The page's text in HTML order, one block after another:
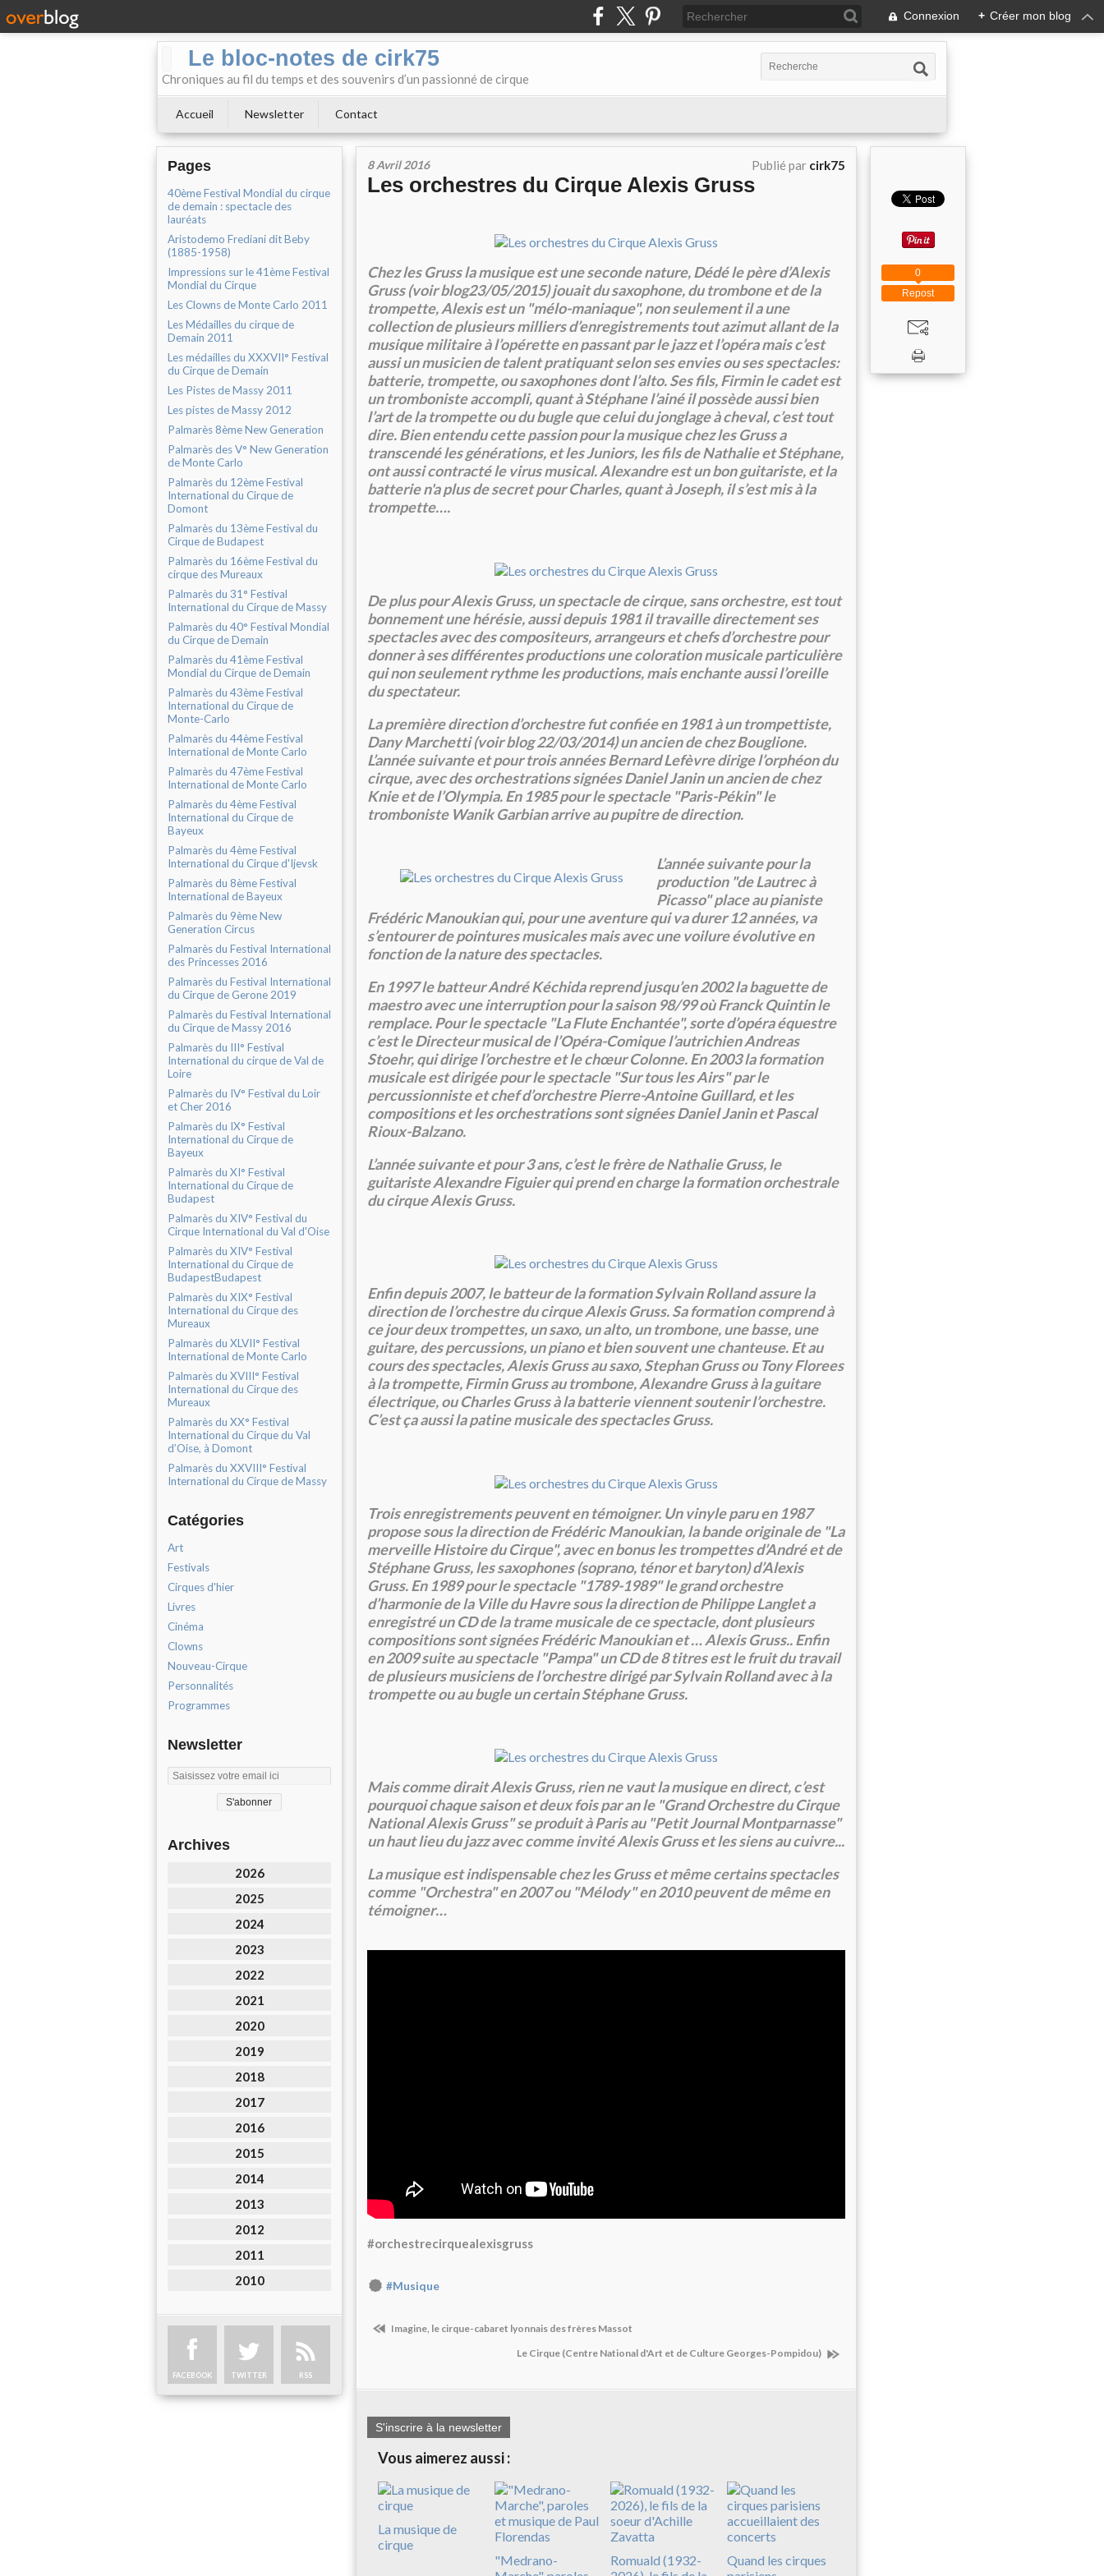
Connexion + Créer mon blog
Le bloc-notes de cirk75
Chroniques au fil du temps et des souvenirs d’un passionné de cirque
Accueil Newsletter Contact
Pages
40ème Festival Mondial du cirque
de demain : spectacle des
lauréats
Aristodemo Frediani dit Beby
(1885-1958)
Impressions sur le 41ème Festival
Mondial du Cirque
Les Clowns de Monte Carlo 2011
Les Médailles du cirque de
Demain 2011
Les médailles du XXXVII° Festival
du Cirque de Demain
Les Pistes de Massy 2011
Les pistes de Massy 2012
Palmarès 8ème New Generation
Palmarès des V° New Generation
de Monte Carlo
Palmarès du 12ème Festival
International du Cirque de
Domont
Palmarès du 13ème Festival du
Cirque de Budapest
Palmarès du 16ème Festival du
cirque des Mureaux
Palmarès du 31° Festival
International du Cirque de Massy
Palmarès du 40° Festival Mondial
du Cirque de Demain
Palmarès du 41ème Festival
Mondial du Cirque de Demain
Palmarès du 43ème Festival
International du Cirque de
Monte-Carlo
Palmarès du 44ème Festival
International de Monte Carlo
Palmarès du 47ème Festival
International de Monte Carlo
Palmarès du 4ème Festival
International du Cirque de
Bayeux
Palmarès du 4ème Festival
International du Cirque d'Ijevsk
Palmarès du 8ème Festival
International de Bayeux
Palmarès du 9ème New
Generation Circus
Palmarès du Festival International
des Princesses 2016
Palmarès du Festival International
du Cirque de Gerone 2019
Palmarès du Festival International
du Cirque de Massy 2016
Palmarès du III° Festival
International du cirque de Val de
Loire
Palmarès du IV° Festival du Loir
et Cher 2016
Palmarès du IX° Festival
International du Cirque de
Bayeux
Palmarès du XI° Festival
International du Cirque de
Budapest
Palmarès du XIV° Festival du
Cirque International du Val d'Oise
Palmarès du XIV° Festival
International du Cirque de
BudapestBudapest
Palmarès du XIX° Festival
International du Cirque des
Mureaux
Palmarès du XLVII° Festival
International de Monte Carlo
Palmarès du XVIII° Festival
International du Cirque des
Mureaux
Palmarès du XX° Festival
International du Cirque du Val
d’Oise, à Domont
Palmarès du XXVIII° Festival
International du Cirque de Massy
Catégories
Art
Festivals
Cirques d'hier
Livres
Cinéma
Clowns
Nouveau-Cirque
Personnalités
Programmes
Newsletter
Archives
2026
2025
2024
2023
2022
2021
2020
2019
2018
2017
2016
2015
2014
2013
2012
2011
2010
FACEBOOK TWITTER RSS
8 Avril 2016 Publié par cirk75
Les orchestres du Cirque Alexis Gruss
Chez les Gruss la musique est une seconde nature, Dédé le père d’Alexis
Gruss (voir blog23/05/2015) jouait du saxophone, du trombone et de la
trompette, Alexis est un "mélo-maniaque", non seulement il a une
collection de plusieurs milliers d’enregistrements tout azimut allant de la
musique militaire à l’opérette en passant par le jazz et l’opéra mais c’est
aussi un musicien de talent pratiquant selon ses envies ou ses spectacles:
batterie, trompette, ou saxophones dont l’alto. Ses fils, Firmin le cadet est
un tromboniste accompli, quant à Stéphane l’ainé il possède aussi bien
l’art de la trompette ou du bugle que celui du jonglage à cheval, c’est tout
dire. Bien entendu cette passion pour la musique chez les Gruss a
transcendé les générations, et les Juniors, les fils de Nathalie et Stéphane,
ont aussi contracté le virus musical. Alexandre est un bon guitariste, et la
batterie n'a plus de secret pour Charles, quant à Joseph, il s’est mis à la
trompette….
De plus pour Alexis Gruss, un spectacle de cirque, sans orchestre, est tout
bonnement une hérésie, aussi depuis 1981 il travaille directement ses
spectacles avec des compositeurs, arrangeurs et chefs d’orchestre pour
donner à ses différentes productions une coloration musicale particulière
qui non seulement rythme les productions, mais enchante aussi l’oreille
du spectateur.
La première direction d’orchestre fut confiée en 1981 à un trompettiste,
Dany Marchetti (voir blog 22/03/2014) un ancien de chez Bouglione.
L’année suivante et pour trois années Bernard Lefèvre dirige l’orphéon du
cirque, avec des orchestrations signées Daniel Janin un ancien de chez
Knie et de l’Olympia. En 1985 pour le spectacle "Paris-Pékin" le
tromboniste Wanik Garbian arrive au pupitre de direction.
L’année suivante pour la
production "de Lautrec à
Picasso" place au pianiste
Frédéric Manoukian qui, pour une aventure qui va durer 12 années, va
s’entourer de pointures musicales mais avec une voilure évolutive en
fonction de la nature des spectacles.
En 1997 le batteur André Kéchida reprend jusqu’en 2002 la baguette de
maestro avec une interruption pour la saison 98/99 où Franck Quintin le
remplace. Pour le spectacle "La Flute Enchantée", sorte d’opéra équestre
c’est le Directeur musical de l’Opéra-Comique l’autrichien Andreas
Stoehr, qui dirige l’orchestre et le chœur Colonne. En 2003 la formation
musicale est dirigée pour le spectacle "Sur tous les Airs" par le
percussionniste et chef d’orchestre Pierre-Antoine Guillard, et les
compositions et les orchestrations sont signées Daniel Janin et Pascal
Rioux-Balzano.
L’année suivante et pour 3 ans, c’est le frère de Nathalie Gruss, le
guitariste Alexandre Figuier qui prend en charge la formation orchestrale
du cirque Alexis Gruss.
Enfin depuis 2007, le batteur de la formation Sylvain Rolland assure la
direction de l’orchestre du cirque Alexis Gruss. Sa formation comprend à
ce jour deux trompettes, un saxo, un alto, un trombone, une basse, une
guitare, des percussions, un piano et bien souvent une chanteuse. Et au
cours des spectacles, Alexis Gruss au saxo, Stephan Gruss ou Tony Florees
à la trompette, Firmin Gruss au trombone, Alexandre Gruss à la guitare
électrique, ou Charles Gruss à la batterie viennent soutenir l’orchestre.
C’est ça aussi la patine musicale des spectacles Gruss.
Trois enregistrements peuvent en témoigner. Un vinyle paru en 1987
propose sous la direction de Frédéric Manoukian, la bande originale de "La
merveille Histoire du Cirque", avec en bonus les trompettes d’André et de
Stéphane Gruss, les saxophones (soprano, ténor et baryton) d’Alexis
Gruss. En 1989 pour le spectacle "1789-1989" le grand orchestre
d’harmonie de la Ville du Havre sous la direction de Philippe Langlet a
enregistré un CD de la trame musicale de ce spectacle, dont plusieurs
compositions sont signées Frédéric Manoukian et … Alexis Gruss.. Enfin
en 2009 suite au spectacle "Pampa" un CD de 8 titres est le fruit du travail
de plusieurs musiciens de l’orchestre dirigé par Sylvain Rolland avec à la
trompette ou au bugle un certain Stéphane Gruss.
Mais comme dirait Alexis Gruss, rien ne vaut la musique en direct, c’est
pourquoi chaque saison et deux fois par an le "Grand Orchestre du Cirque
National Alexis Gruss" se produit à Paris au "Petit Journal Montparnasse"
un haut lieu du jazz avec comme invité Alexis Gruss et les siens au cuivre...
La musique est indispensable chez les Gruss et même certains spectacles
comme "Orchestra" en 2007 ou "Mélody" en 2010 peuvent de même en
témoigner…
#orchestrecirquealexisgruss
#Musique
Imagine, le cirque-cabaret lyonnais des frères Massot
Le Cirque (Centre National d'Art et de Culture Georges-Pompidou)
S'inscrire à la newsletter
Vous aimerez aussi :
La musique de
cirque
"Medrano-
Romuald (1932-
Quand les cirques
Repost
0